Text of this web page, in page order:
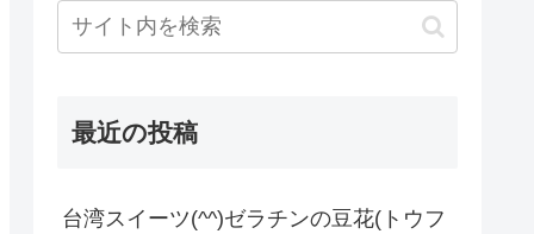
最近の投稿
台湾スイーツ(^^)ゼラチンの豆花(トウフ